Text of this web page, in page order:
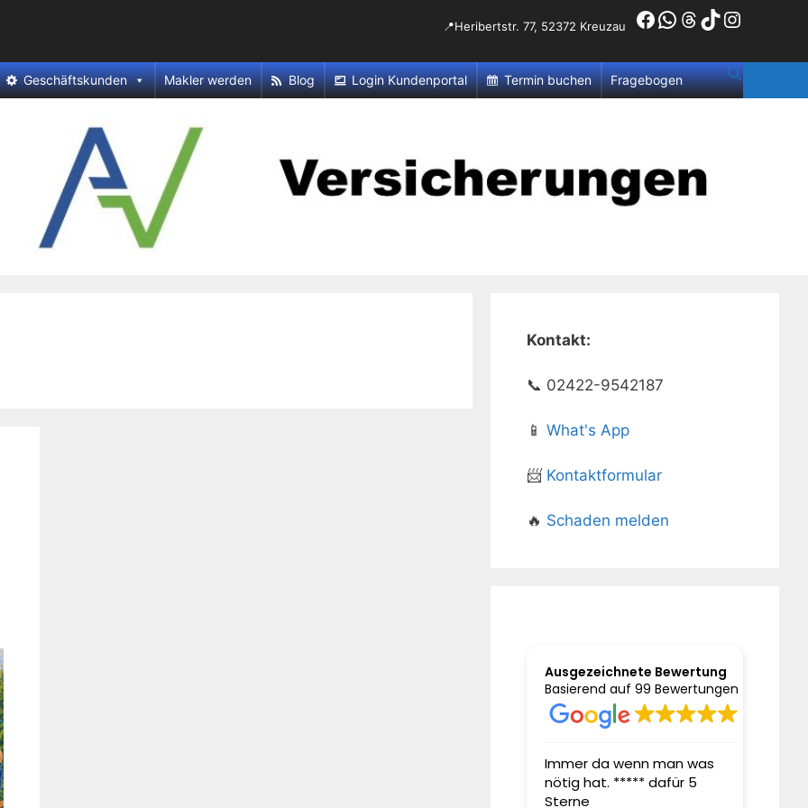
📍Heribertstr. 77, 52372 Kreuzau Facebook
WhatsApp
Threads
TikTok
Geschäftskunden Makler werden Blog Login Kundenportal Termin buchen Fragebogen
Kontakt:
📞 02422-9542187
📱 What's App
📨 Kontaktformular
🔥 Schaden melden
Ausgezeichnete Bewertung
Basierend auf 99 Bewertungen
Immer da wenn man was
nötig hat. ***** dafür 5
Sterne